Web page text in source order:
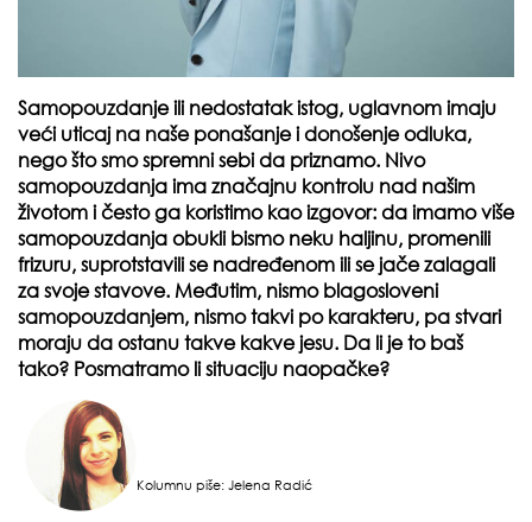
Samopouzdanje ili nedostatak istog, uglavnom imaju
veći uticaj na naše ponašanje i donošenje odluka,
nego što smo spremni sebi da priznamo. Nivo
samopouzdanja ima značajnu kontrolu nad našim
životom i često ga koristimo kao izgovor: da imamo više
samopouzdanja obukli bismo neku haljinu, promenili
frizuru, suprotstavili se nadređenom ili se jače zalagali
za svoje stavove. Međutim, nismo blagosloveni
samopouzdanjem, nismo takvi po karakteru, pa stvari
moraju da ostanu takve kakve jesu. Da li je to baš
tako? Posmatramo li situaciju naopačke?
Kolumnu piše: Jelena Radić